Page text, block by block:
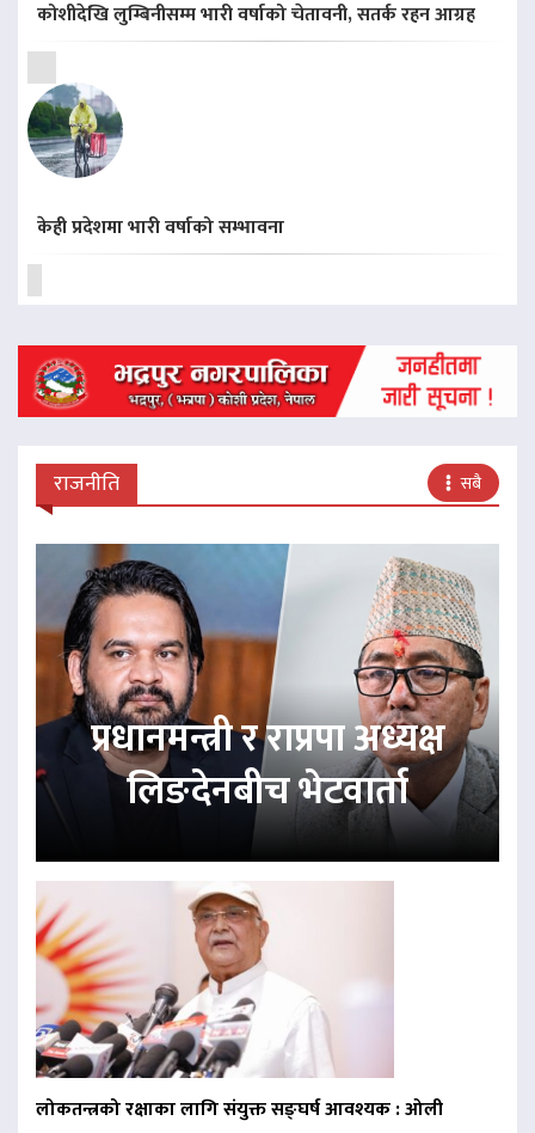
कोशीदेखि लुम्बिनीसम्म भारी वर्षाको चेतावनी, सतर्क रहन आग्रह
केही प्रदेशमा भारी वर्षाको सम्भावना
राजनीति सबै
प्रधानमन्त्री र राप्रपा अध्यक्ष
लिङदेनबीच भेटवार्ता
लोकतन्त्रको रक्षाका लागि संयुक्त सङ्घर्ष आवश्यक : ओली